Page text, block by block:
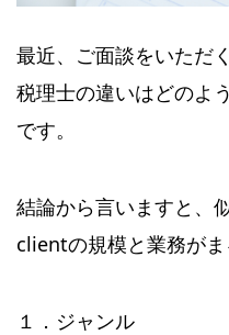
最近、ご面談をいただ
税理士の違いはどのよ
です。
結論から言いますと、
clientの規模と業務がま
１．ジャンル